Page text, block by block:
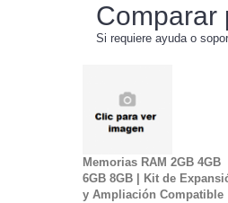
Comparar
Si requiere ayuda o
Memorias RAM 2GB 4GB
6GB 8GB | Kit de
y Ampliación Compatible